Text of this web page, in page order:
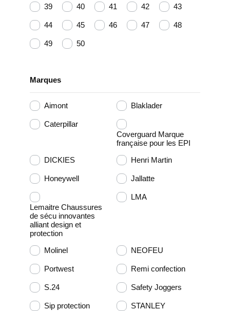
39 40 41 42 43
44 45 46 47 48
49 50
Marques
Aimont Blaklader
Caterpillar
Coverguard Marque
française pour les EPI
DICKIES
Henri Martin
Honeywell Jallatte
Lemaitre Chaussures
de sécu innovantes
alliant design et
protection
LMA
Molinel NEOFEU
Portwest Remi confection
S.24 Safety Joggers
Sip protection STANLEY